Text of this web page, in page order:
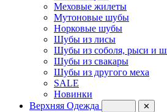
Меховые жилеты
Мутоновые шубы
Норковые шубы
Шубы из лисы
Шубы из соболя, рыси и
Шубы из свакары
Шубы из другого меха
SALE
Новинки
Верхняя Одежда
✕